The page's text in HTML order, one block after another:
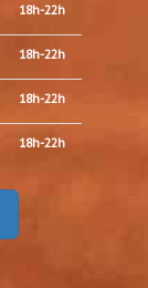
18h-22h
18h-22h
18h-22h
18h-22h